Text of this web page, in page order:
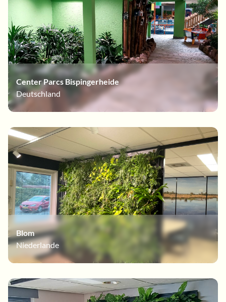
Center Parcs Bispingerheide
Deutschland
Blom
Niederlande